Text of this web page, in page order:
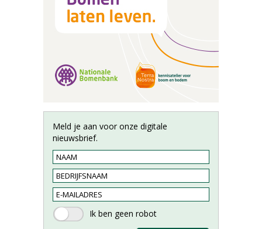
Meld je aan voor onze digitale
nieuwsbrief.